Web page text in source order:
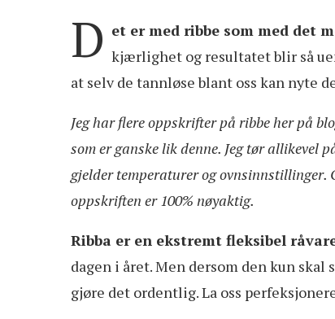
D et er med ribbe som med det
kjærlighet og resultatet blir så
at selv de tannløse blant oss kan nyte
Jeg har flere oppskrifter på ribbe her på
som er ganske lik denne. Jeg tør allikevel
gjelder temperaturer og ovnsinnstillinger.
oppskriften er 100% nøyaktig.
Ribba er en ekstremt fleksibel
dagen i året. Men dersom den kun skal
gjøre det ordentlig. La oss